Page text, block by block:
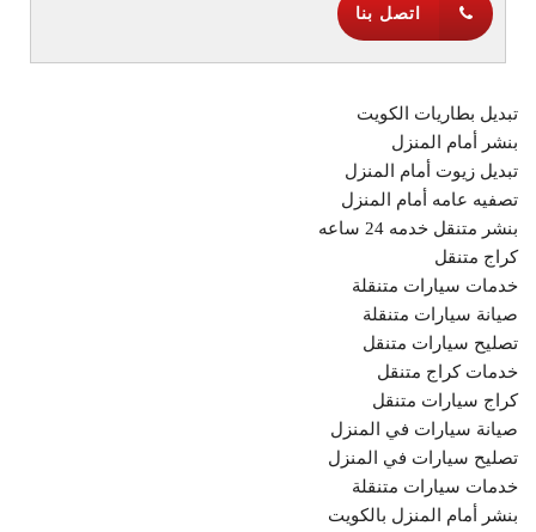
اتصل بنا
تبديل بطاريات الكويت
بنشر أمام المنزل
تبديل زيوت أمام المنزل
تصفيه عامه أمام المنزل
بنشر متنقل خدمه 24 ساعه
كراج متنقل
خدمات سيارات متنقلة
صيانة سيارات متنقلة
تصليح سيارات متنقل
خدمات كراج متنقل
كراج سيارات متنقل
صيانة سيارات في المنزل
تصليح سيارات في المنزل
خدمات سيارات متنقلة
بنشر أمام المنزل بالكويت